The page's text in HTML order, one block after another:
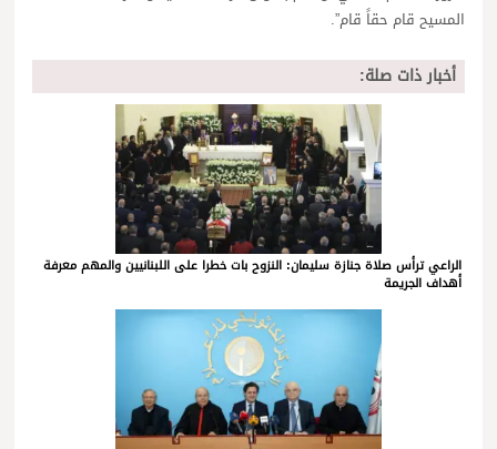
المسيح قام حقاً قام”.
أخبار ذات صلة:
الراعي ترأس صلاة جنازة سليمان: النزوح بات خطرا على اللبنانيين والمهم معرفة
أهداف الجريمة